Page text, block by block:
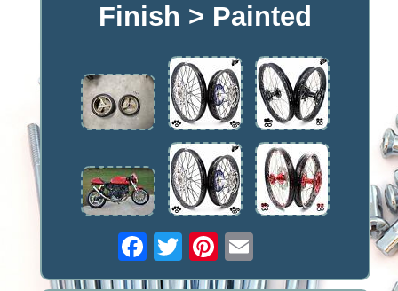
Finish > Painted